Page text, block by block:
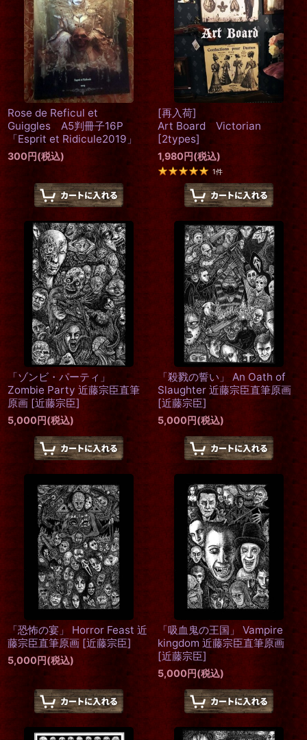
Rose de Reficul et
Guiggles A5判冊子16P
「Esprit et Ridicule2019」
300円(税込)
[再入荷]
Art Board Victorian
[2types]
1,980円(税込)
1件
「ゾンビ・パーティ」
Zombie Party 近藤宗臣直筆
原画 [近藤宗臣]
5,000円(税込)
「殺戮の誓い」 An Oath of
Slaughter 近藤宗臣直筆原画
[近藤宗臣]
5,000円(税込)
「恐怖の宴」 Horror Feast 近
藤宗臣直筆原画 [近藤宗臣]
5,000円(税込)
「吸血鬼の王国」 Vampire
kingdom 近藤宗臣直筆原画
[近藤宗臣]
5,000円(税込)